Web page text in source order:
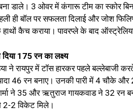
डाले। 3 ओवर में कंगारू टीम का स्कोर
ही बॉल पर सफलता दिलाई और जोश
कैच कराया। पावरप्ले के बाद
दिया 175 रन का लक्ष्य
ने रायपुर में टॉस हारकर पहले
46 रन बनाए। उनकी पारी में 4 चौके
ने 35 और ऋतुराज गायकवाड ने 32 रन
2-2 विकेट मिले।